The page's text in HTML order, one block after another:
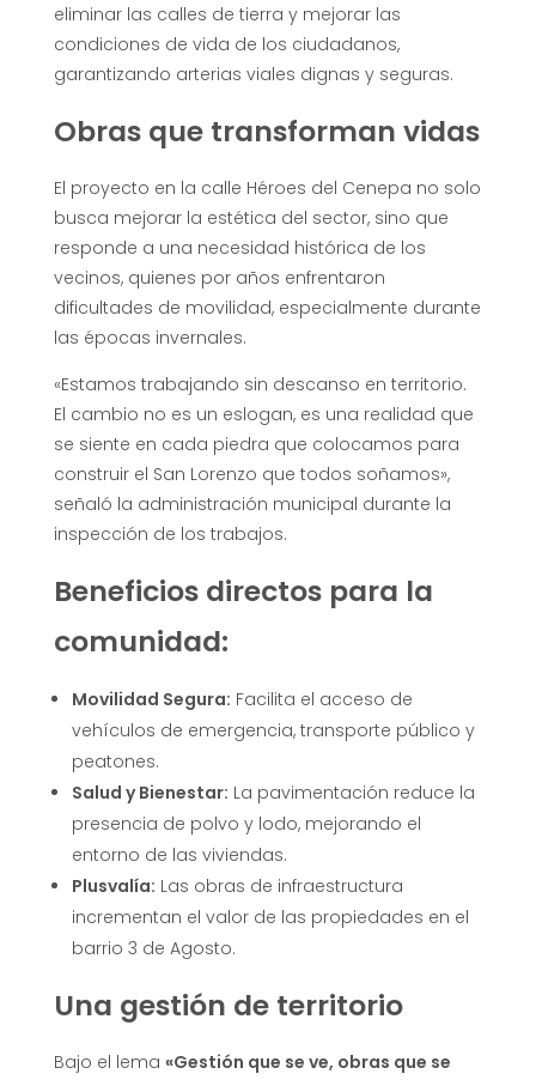
eliminar las calles de tierra y mejorar las
condiciones de vida de los ciudadanos,
garantizando arterias viales dignas y seguras.
Obras que transforman vidas
El proyecto en la calle Héroes del Cenepa no solo
busca mejorar la estética del sector, sino que
responde a una necesidad histórica de los
vecinos, quienes por años enfrentaron
dificultades de movilidad, especialmente durante
las épocas invernales.
«Estamos trabajando sin descanso en territorio.
El cambio no es un eslogan, es una realidad que
se siente en cada piedra que colocamos para
construir el San Lorenzo que todos soñamos»,
señaló la administración municipal durante la
inspección de los trabajos.
Beneficios directos para la
comunidad:
Movilidad Segura: Facilita el acceso de
vehículos de emergencia, transporte público y
peatones.
Salud y Bienestar: La pavimentación reduce la
presencia de polvo y lodo, mejorando el
entorno de las viviendas.
Plusvalía: Las obras de infraestructura
incrementan el valor de las propiedades en el
barrio 3 de Agosto.
Una gestión de territorio
Bajo el lema «Gestión que se ve, obras que se